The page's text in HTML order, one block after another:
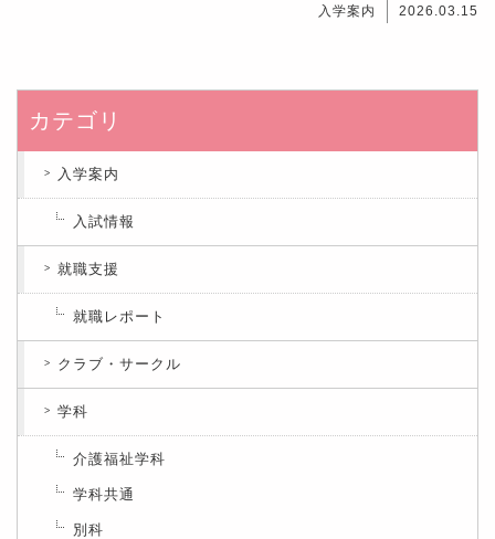
入学案内 2026.03.15
カテゴリ
入学案内
入試情報
就職支援
就職レポート
クラブ・サークル
学科
介護福祉学科
学科共通
別科